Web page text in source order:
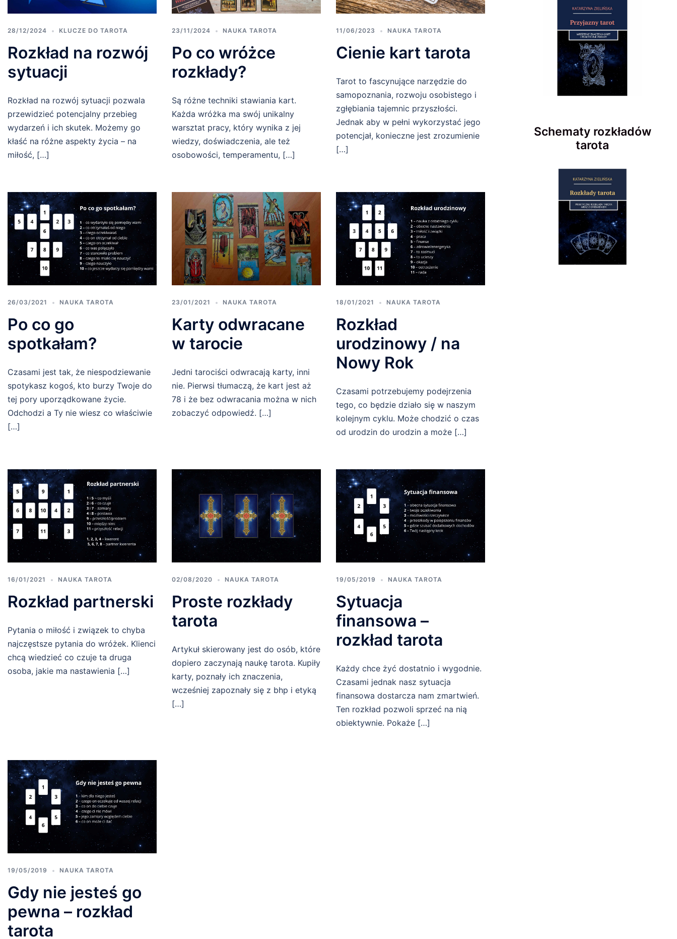
28/12/2024 KLUCZE DO TAROTA
Rozkład na rozwój
sytuacji
Rozkład na rozwój sytuacji pozwala
przewidzieć potencjalny przebieg
wydarzeń i ich skutek. Możemy go
kłaść na różne aspekty życia – na
miłość, […]
23/11/2024 NAUKA TAROTA
Po co wróżce
rozkłady?
Są różne techniki stawiania kart.
Każda wróżka ma swój unikalny
warsztat pracy, który wynika z jej
wiedzy, doświadczenia, ale też
osobowości, temperamentu, […]
11/06/2023 NAUKA TAROTA
Cienie kart tarota
Tarot to fascynujące narzędzie do
samopoznania, rozwoju osobistego i
zgłębiania tajemnic przyszłości.
Jednak aby w pełni wykorzystać jego
potencjał, konieczne jest zrozumienie
[…]
26/03/2021 NAUKA TAROTA
Po co go
spotkałam?
Czasami jest tak, że niespodziewanie
spotykasz kogoś, kto burzy Twoje do
tej pory uporządkowane życie.
Odchodzi a Ty nie wiesz co właściwie
[…]
23/01/2021 NAUKA TAROTA
Karty odwracane
w tarocie
Jedni tarociści odwracają karty, inni
nie. Pierwsi tłumaczą, że kart jest aż
78 i że bez odwracania można w nich
zobaczyć odpowiedź. […]
18/01/2021 NAUKA TAROTA
Rozkład
urodzinowy / na
Nowy Rok
Czasami potrzebujemy podejrzenia
tego, co będzie działo się w naszym
kolejnym cyklu. Może chodzić o czas
od urodzin do urodzin a może […]
16/01/2021 NAUKA TAROTA
Rozkład partnerski
Pytania o miłość i związek to chyba
najczęstsze pytania do wróżek. Klienci
chcą wiedzieć co czuje ta druga
osoba, jakie ma nastawienia […]
02/08/2020 NAUKA TAROTA
Proste rozkłady
tarota
Artykuł skierowany jest do osób, które
dopiero zaczynają naukę tarota. Kupiły
karty, poznały ich znaczenia,
wcześniej zapoznały się z bhp i etyką
[…]
19/05/2019 NAUKA TAROTA
Sytuacja
finansowa –
rozkład tarota
Każdy chce żyć dostatnio i wygodnie.
Czasami jednak nasz sytuacja
finansowa dostarcza nam zmartwień.
Ten rozkład pozwoli sprzeć na nią
obiektywnie. Pokaże […]
19/05/2019 NAUKA TAROTA
Gdy nie jesteś go
pewna – rozkład
tarota
Schematy rozkładów
tarota